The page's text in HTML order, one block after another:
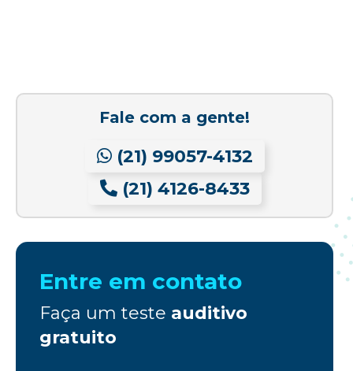
Fale com a gente!
(21) 99057-4132
(21) 4126-8433
Entre em contato
Faça um teste auditivo
gratuito